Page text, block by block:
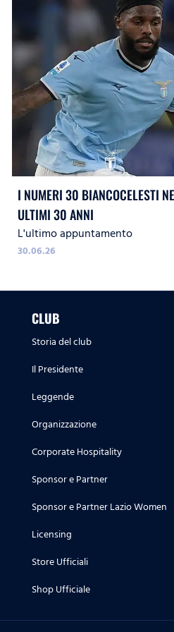
I NUMERI 30 BIANCOCELESTI
ULTIMI 30 ANNI
L'ultimo appuntamento
30.06.26
CLUB
Storia del club
Il Presidente
Leggende
Organizzazione
Corporate Hospitality
Sponsor e Partner
Sponsor e Partner Lazio Women
Licensing
Store Ufficiali
Shop Ufficiale